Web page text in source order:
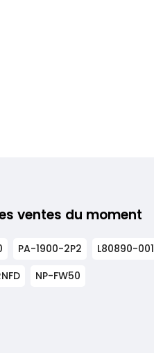
ventes du moment
PA-1900-2P2
L80890-001
NP-FW50